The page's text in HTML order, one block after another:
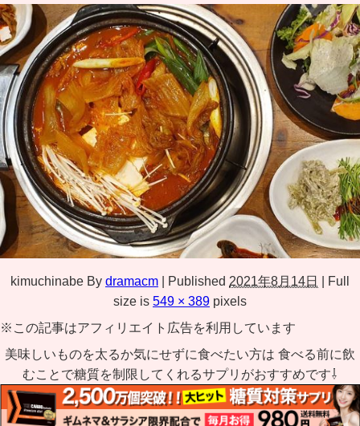
kimuchinabe By dramacm Published 2021年8月14日
Full
size is 549 × 389 pixels
※この記事はアフィリエイト広告を利用しています
美味しいものを太るか気にせずに食べたい方は 食べる前に飲
むことで糖質を制限してくれるサプリがおすすめです⇩